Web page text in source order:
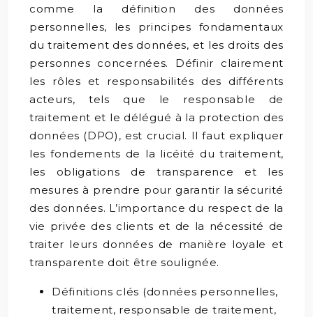
comme la définition des données
personnelles, les principes fondamentaux
du traitement des données, et les droits des
personnes concernées. Définir clairement
les rôles et responsabilités des différents
acteurs, tels que le responsable de
traitement et le délégué à la protection des
données (DPO), est crucial. Il faut expliquer
les fondements de la licéité du traitement,
les obligations de transparence et les
mesures à prendre pour garantir la sécurité
des données. L’importance du respect de la
vie privée des clients et de la nécessité de
traiter leurs données de manière loyale et
transparente doit être soulignée.
Définitions clés (données personnelles,
traitement, responsable de traitement,